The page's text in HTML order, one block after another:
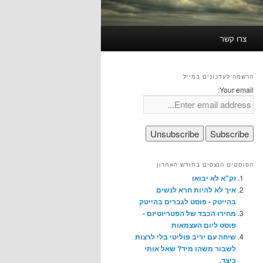
צרו קשר
הרשמה לעדכונים במייל
Your email:
הפוסטים הנצפים בחודש האחרון
זק"א לא יבואו
איך לא להיות חרא לנשים
בהייטק - פוסט לגברים בהייטק
מחירו הכבד של הפטריוטיזם -
פוסט ליום העצמאות
שיחה עם יריב פוליטי בלי לרצות
לשבור משהו מיד? שאל אותי
כיצד.